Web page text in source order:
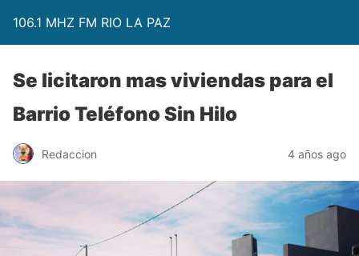
106.1 MHZ FM RIO LA PAZ
Se licitaron mas viviendas para el
Barrio Teléfono Sin Hilo
Redaccion 4 años ago